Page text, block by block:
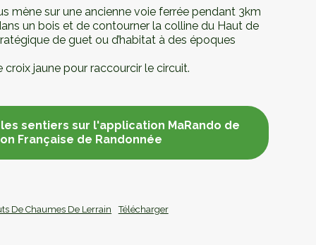
mène sur une ancienne voie ferrée pendant 3km
un bois et de contourner la colline du Haut de
de guet ou d’habitat à des époques
croix jaune pour raccourcir le circuit.
sentiers sur l'application MaRando de
Française de Randonnée
De Chaumes De Lerrain Télécharger